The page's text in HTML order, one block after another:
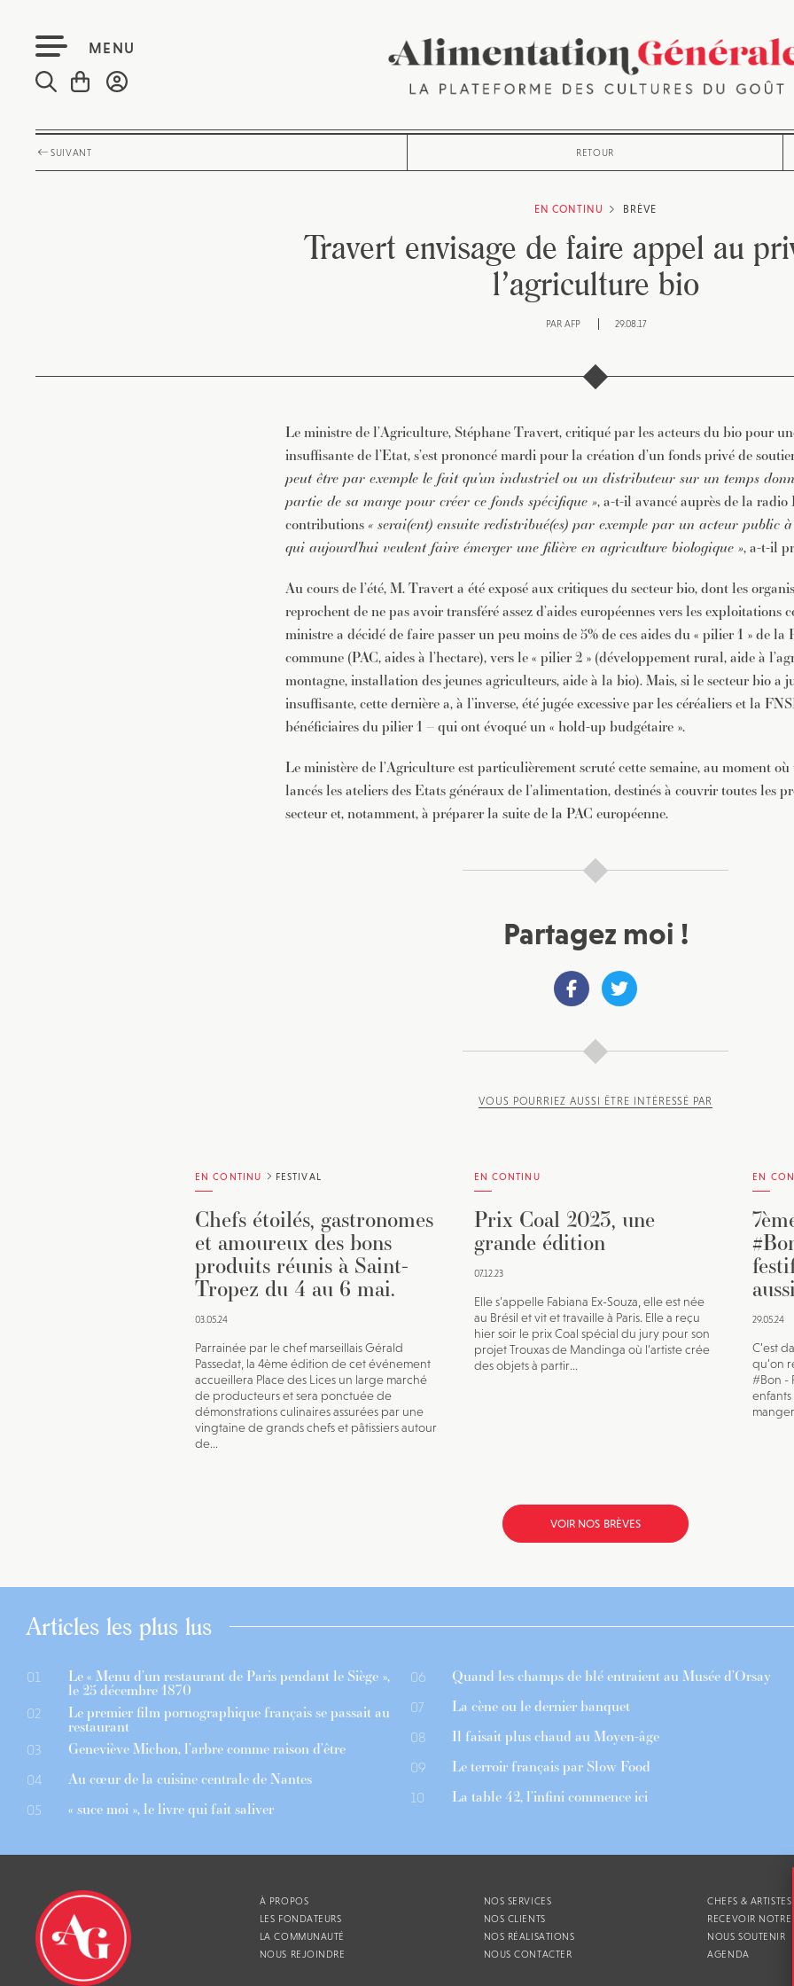
MENU
SUIVANT RETOUR
EN CONTINU BRÈVE
Travert envisage de faire appel au
l’agriculture bio
PAR AFP 29.08.17
Le ministre de l’Agriculture, Stéphane Travert, critiqué par les acteurs du bio pour
insuffisante de l’Etat, s’est prononcé mardi pour la création d’un fonds privé de
peut être par exemple le fait qu’un industriel ou un distributeur sur un temps
partie de sa marge pour créer ce fonds spécifique », a-t-il avancé auprès de la radio
contributions « serai(ent) ensuite redistribué(es) par exemple par un acteur public
qui aujourd’hui veulent faire émerger une filière en agriculture biologique », a-t-il
Au cours de l’été, M. Travert a été exposé aux critiques du secteur bio, dont les
reprochent de ne pas avoir transféré assez d’aides européennes vers les exploitations
ministre a décidé de faire passer un peu moins de 5% de ces aides du « pilier 1 » de
commune (PAC, aides à l’hectare), vers le « pilier 2 » (développement rural, aide à
montagne, installation des jeunes agriculteurs, aide à la bio). Mais, si le secteur bio a
insuffisante, cette dernière a, à l’inverse, été jugée excessive par les céréaliers et la
bénéficiaires du pilier 1 – qui ont évoqué un « hold-up budgétaire ».
Le ministère de l’Agriculture est particulièrement scruté cette semaine, au moment où
lancés les ateliers des Etats généraux de l’alimentation, destinés à couvrir toutes les
secteur et, notamment, à préparer la suite de la PAC européenne.
Partagez moi !
VOUS POURRIEZ AUSSI ÊTRE INTÉRESSÉ PAR
EN CONTINU FESTIVAL
Chefs étoilés, gastronomes
et amoureux des bons
produits réunis à Saint-
Tropez du 4 au 6 mai.
03.05.24
Parrainée par le chef marseillais Gérald
Passedat, la 4ème édition de cet événement
accueillera Place des Lices un large marché
de producteurs et sera ponctuée de
démonstrations culinaires assurées par une
vingtaine de grands chefs et pâtissiers autour
de...
EN CONTINU
Prix Coal 2023, une
grande édition
07.12.23
Elle s’appelle Fabiana Ex-Souza, elle est née
au Brésil et vit et travaille à Paris. Elle a reçu
hier soir le prix Coal spécial du jury pour son
projet Trouxas de Mandinga où l’artiste crée
des objets à partir...
EN
29.05.24
C’est
qu’on
#Bon -
VOIR NOS BRÈVES
Articles les plus lus
01 Le « Menu d’un restaurant de Paris pendant le Siège »,
le 25 décembre 1870
02 Le premier film pornographique français se passait au
restaurant
03 Geneviève Michon, l’arbre comme raison d’être
04 Au cœur de la cuisine centrale de Nantes
05 « suce moi », le livre qui fait saliver
06 Quand les champs de blé entraient au Musée d’Orsay
07 La cène ou le dernier banquet
08 Il faisait plus chaud au Moyen-âge
09 Le terroir français par Slow Food
10 La table 42, l’infini commence ici
À PROPOS
LES FONDATEURS
LA COMMUNAUTÉ
NOUS REJOINDRE
NOS SERVICES
NOS CLIENTS
NOS RÉALISATIONS
NOUS CONTACTER
CHEFS &
RECEVOIR NOTRE
NOUS SOUTENIR
AGENDA